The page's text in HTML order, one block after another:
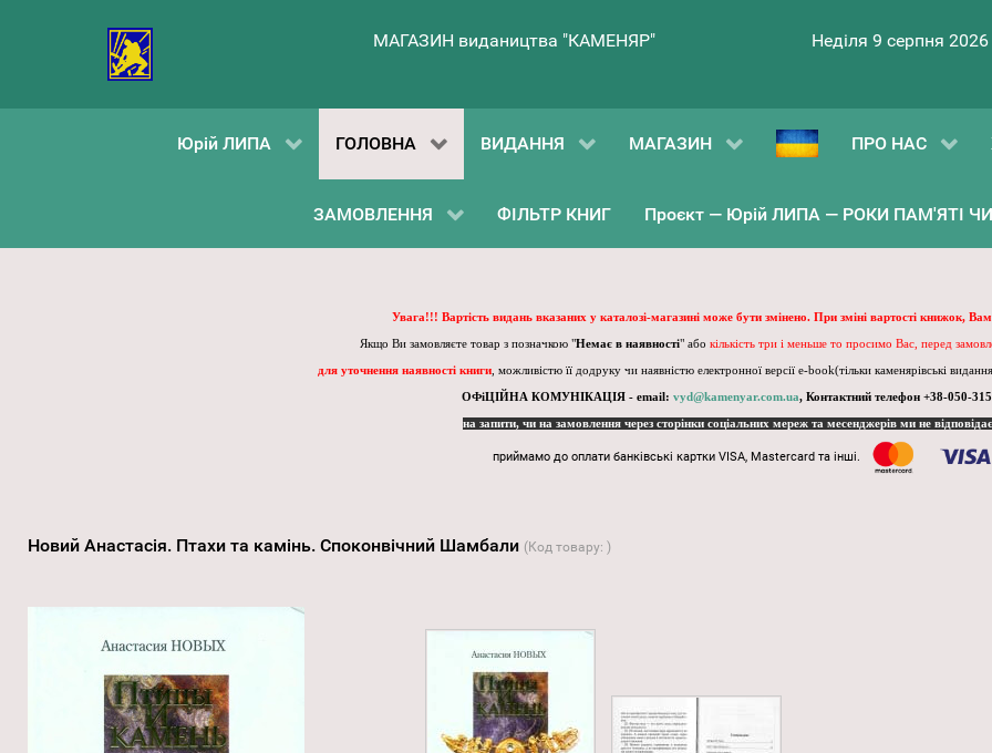
МАГАЗИН видаництва "КАМЕНЯР" Неділя 9 серпня 2026
Юрій ЛИПА ГОЛОВНА ВИДАННЯ МАГАЗИН ПРО НАС
ЗАМОВЛЕННЯ ФІЛЬТР КНИГ Проєкт — Юрій ЛИПА — РОКИ ПАМ'ЯТІ
Увага!!! Вартість видань вказаних у каталозі-магазині може бути змінено. При зміні вартості книжок,
Якщо Ви замовляєте товар з позначкою "Немає в наявності" або кількість три і меньше то просимо Вас, перед
для уточнення наявності книги, можливістю її додруку чи наявністю електронної версії e-book(тільки каменярівські
ОФіЦІЙНА КОМУНІКАЦІЯ - email: vyd@kamenyar.com.ua, Контактний телефон +38-050-
на запити, чи на замовлення через сторінки соціальних мереж та месенджерів ми не
приймамо до оплати банківські картки VISA, Mastercard та інші.
Новий Анастасія. Птахи та камінь. Споконвічний Шамбали (Код товару: )